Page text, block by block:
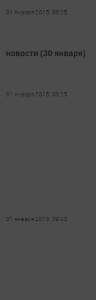
31 января 2015, 09:25
новости (30 января)
31 января 2015, 09:25
31 января 2015, 09:00